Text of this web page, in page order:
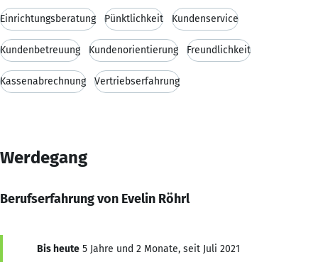
Einrichtungsberatung Pünktlichkeit Kundenservice
Kundenbetreuung Kundenorientierung Freundlichkeit
Kassenabrechnung Vertriebserfahrung
Werdegang
Berufserfahrung von Evelin Röhrl
Bis heute 5 Jahre und 2 Monate, seit Juli 2021